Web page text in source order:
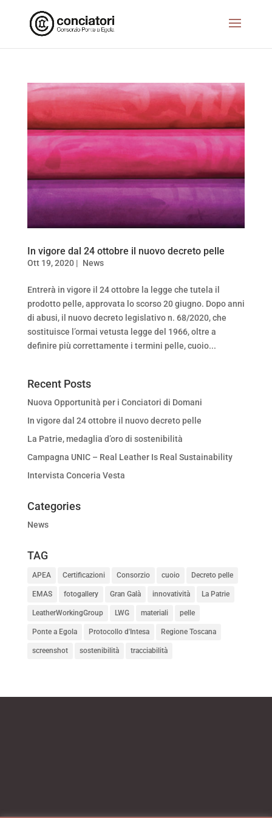
In vigore dal 24 ottobre il nuovo decreto pelle
Ott 19, 2020| News
Entrerà in vigore il 24 ottobre la legge che tutela il
prodotto pelle, approvata lo scorso 20 giugno. Dopo anni
di abusi, il nuovo decreto legislativo n. 68/2020, che
sostituisce l’ormai vetusta legge del 1966, oltre a
definire più correttamente i termini pelle, cuoio...
Recent Posts
Nuova Opportunità per i Conciatori di Domani
In vigore dal 24 ottobre il nuovo decreto pelle
La Patrie, medaglia d’oro di sostenibilità
Campagna UNIC – Real Leather Is Real Sustainability
Intervista Conceria Vesta
Categories
News
TAG
APEA Certificazioni Consorzio cuoio Decreto pelle
EMAS fotogallery Gran Galà innovatività La Patrie
LeatherWorkingGroup LWG materiali pelle
Ponte a Egola Protocollo d'Intesa Regione Toscana
screenshot sostenibilità tracciabilità